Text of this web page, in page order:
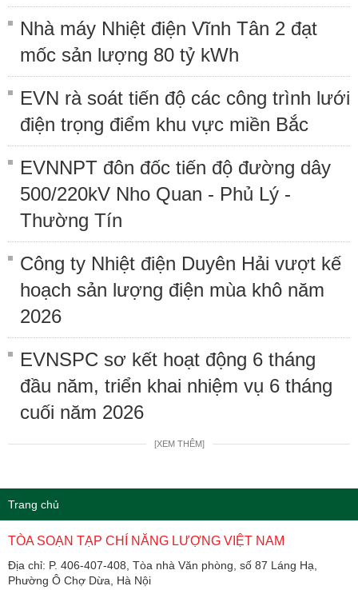
Nhà máy Nhiệt điện Vĩnh Tân 2 đạt
mốc sản lượng 80 tỷ kWh
EVN rà soát tiến độ các công trình lưới
điện trọng điểm khu vực miền Bắc
EVNNPT đôn đốc tiến độ đường dây
500/220kV Nho Quan - Phủ Lý -
Thường Tín
Công ty Nhiệt điện Duyên Hải vượt kế
hoạch sản lượng điện mùa khô năm
2026
EVNSPC sơ kết hoạt động 6 tháng
đầu năm, triển khai nhiệm vụ 6 tháng
cuối năm 2026
[XEM THÊM]
Trang chủ
TÒA SOẠN TẠP CHÍ NĂNG LƯỢNG VIỆT NAM
Địa chỉ: P. 406-407-408, Tòa nhà Văn phòng, số 87 Láng Hạ,
Phường Ô Chợ Dừa, Hà Nội